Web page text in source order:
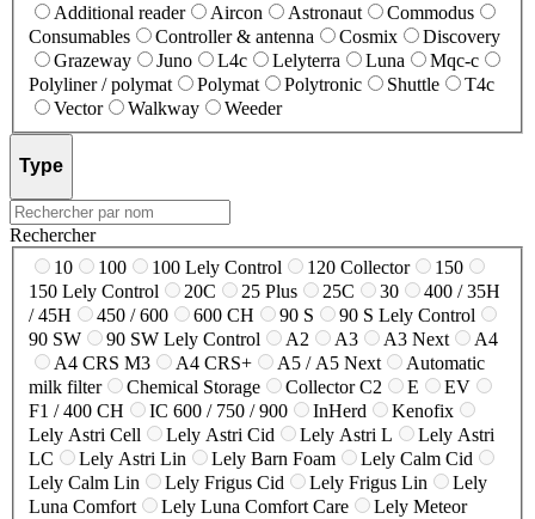
Additional reader
Aircon Astronaut
Commodus
Consumables
Controller & antenna Cosmix
Discovery
Grazeway
Juno L4c Lelyterra Luna
Mqc-c
Polyliner / polymat
Polymat Polytronic Shuttle
T4c
Vector
Walkway Weeder
Type
Rechercher
10
100 100 Lely Control 120 Collector
150
150 Lely Control
20C 25 Plus 25C 30
400 / 35H
/ 45H
450 / 600 600 CH 90 S
90 S Lely Control
90 SW
90 SW Lely Control A2 A3 A3 Next
A4
A4 CRS M3
A4 CRS+ A5 / A5 Next
Automatic
milk filter
Chemical Storage Collector C2 E
EV
F1 / 400 CH
IC 600 / 750 / 900 InHerd
Kenofix
Lely Astri Cell
Lely Astri Cid Lely Astri L
Lely Astri
LC
Lely Astri Lin Lely Barn Foam
Lely Calm Cid
Lely Calm Lin
Lely Frigus Cid Lely Frigus Lin
Lely
Luna Comfort
Lely Luna Comfort Care
Lely Meteor